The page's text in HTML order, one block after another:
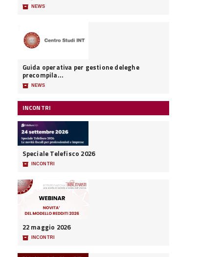
📦 NEWS
Guida operativa per gestione deleghe
precompila...
📦 NEWS
INCONTRI
Speciale Telefisco 2026
📦 INCONTRI
22 maggio 2026
📦 INCONTRI